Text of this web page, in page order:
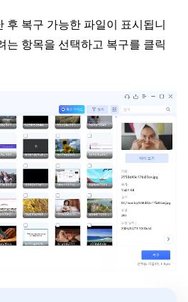
후 복구 가능한 파일이 표시됩니
는 항목을 선택하고 복구를 클릭